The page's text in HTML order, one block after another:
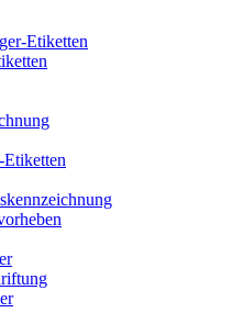
Etiketten